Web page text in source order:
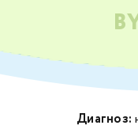
Диагноз: